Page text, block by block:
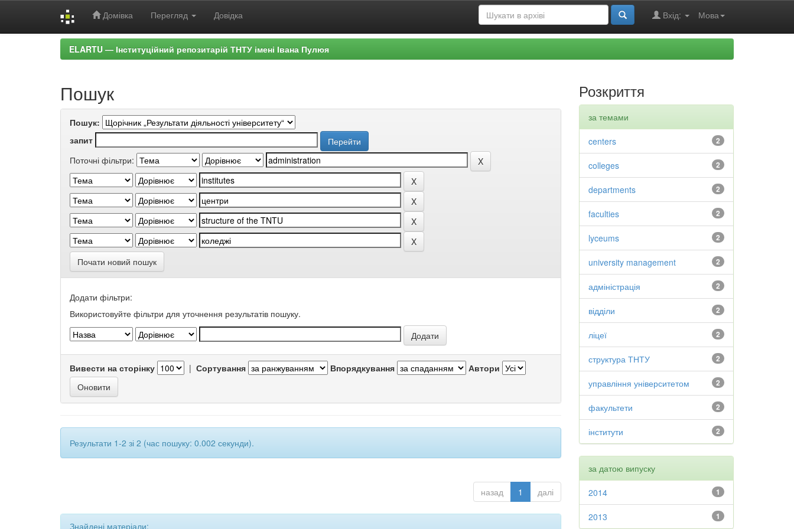
Домівка Перегляд Довідка Мова
Вхід:
ELARTU — Інституційний репозитарій ТНТУ імені Івана Пулюя
Пошук
Пошук:
запит
Поточні фільтри:
Почати новий пошук
Додати фільтри:
Використовуйте фільтри для уточнення результатів пошуку.
Вивести на сторінку | Сортування Впорядкування Автори
Результати 1-2 зі 2 (час пошуку: 0.002 секунди).
назад 1 далі
Знайдені матеріали:
Розкриття
за темами
2
centers
2
colleges
2
departments
2
faculties
2
lyceums
2
university management
2
адміністрація
2
відділи
2
ліцеї
2
структура ТНТУ
2
управління університетом
2
факультети
2
інститути
за датою випуску
1
2014
1
2013